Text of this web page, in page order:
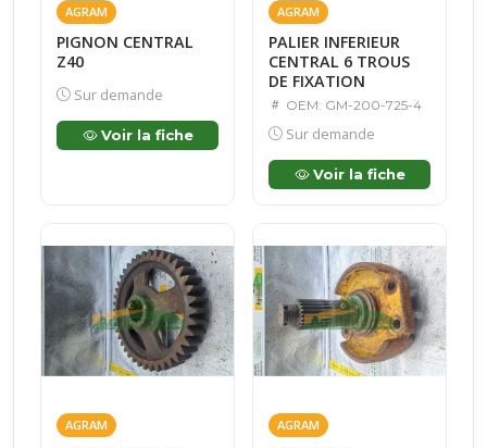
AGRAM
PIGNON CENTRAL
Z40
Sur demande
Voir la fiche
AGRAM
PALIER INFERIEUR
CENTRAL 6 TROUS
DE FIXATION
OEM: GM-200-725-4
Sur demande
Voir la fiche
AGRAM AGRAM